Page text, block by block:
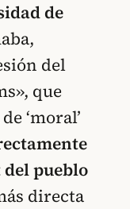
de
del
que
‘moral’
pueblo
directa